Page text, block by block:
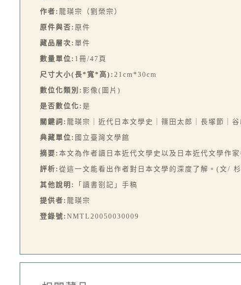
作者: 龍瑛宗（劉榮宗）
原件與否: 原件
藏品層次: 單件
數量單位: 1冊/47頁
尺寸大小(長*寬*高): 21cm*30cm
數位化類別: 影像(圖片)
是否數位化: 是
關鍵詞: 龍瑛宗｜近代日本文學史｜篠田太郎｜長塚節｜
典藏單位: 國立臺灣文學館
摘要: 本文為作者讀日本近代文學史以及日本近代文學作
評析: 從這一文能看出作者對日本文學的深度了解。(文/
其他說明: 「讀書劄記」手稿
提供者: 龍瑛宗
登錄號: NMTL20050030009